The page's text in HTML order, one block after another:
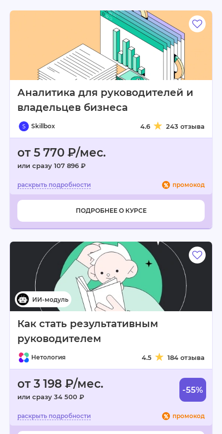
Аналитика для руководителей и
владельцев бизнеса
Skillbox 4.6 243 отзыва
от 5 770 ₽/мес.
или сразу 107 896 ₽
промокод
ПОДРОБНЕЕ О КУРСЕ
Как стать результативным
руководителем
Нетология 4.5 184 отзыва
от 3 198 ₽/мес.
или сразу 34 500 ₽
-55%
промокод